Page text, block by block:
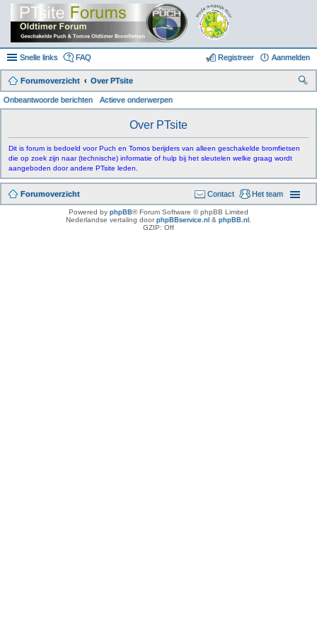
Snelle links FAQ Aanmelden
Registreer
Forumoverzicht
Over PTsite
Onbeantwoorde berichten Actieve onderwerpen
Over PTsite
Dit is forum is bedoeld voor Puch en Tomos berijders van alleen geschakelde bromfietsen
die op zoek zijn naar (technische) informatie of hulp bij het sleutelen welke graag wordt
aangeboden door andere PTsite leden.
Forumoverzicht Het team
Contact
Powered by phpBB® Forum Software © phpBB Limited
Nederlandse vertaling doorphpBBservice.nl & phpBB.nl
GZIP: Off